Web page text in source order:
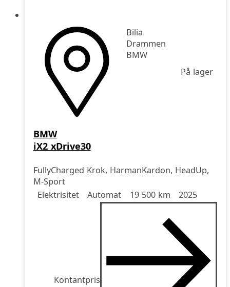
Bilia
Drammen
BMW
På lager
BMW
iX2 xDrive30
FullyCharged Krok, HarmanKardon, HeadUp,
M-Sport
Drivstoff
Elektrisitet
Girkasse Automat
Kjørelengde 19 500 km
årsmodell 2025
Kontantpris